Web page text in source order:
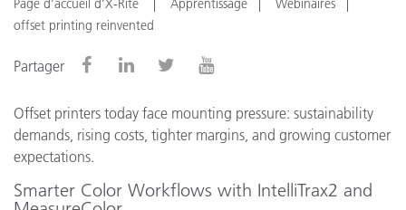
Page d’accueil d’X-Rite Apprentissage
Webinaires
offset printing reinvented
Partager
Offset printers today face mounting pressure: sustainability
demands, rising costs, tighter margins, and growing customer
expectations.
Smarter Color Workflows with IntelliTrax2 and